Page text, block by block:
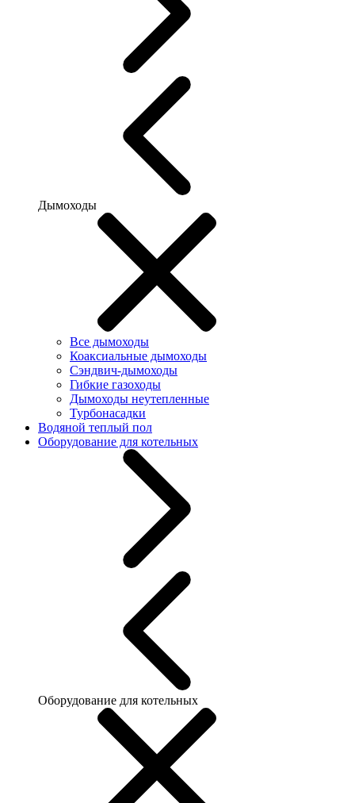
Дымоходы
Все дымоходы
Коаксиальные дымоходы
Сэндвич-дымоходы
Гибкие газоходы
Дымоходы неутепленные
Турбонасадки
Водяной теплый пол
Оборудование для котельных
Оборудование для котельных